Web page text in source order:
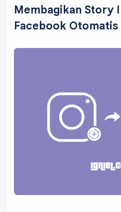
Membagikan Story
Facebook Otomatis